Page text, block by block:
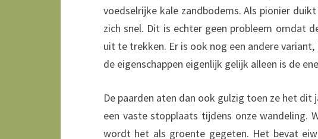
voedselrijke kale zandbodems. Als pionier
zich snel. Dit is echter geen probleem omdat
uit te trekken. Er is ook nog een andere
de eigenschappen eigenlijk gelijk alleen is de
De paarden aten dan ook gulzig toen ze het
een vaste stopplaats tijdens onze wandeling.
wordt het als groente gegeten. Het bevat